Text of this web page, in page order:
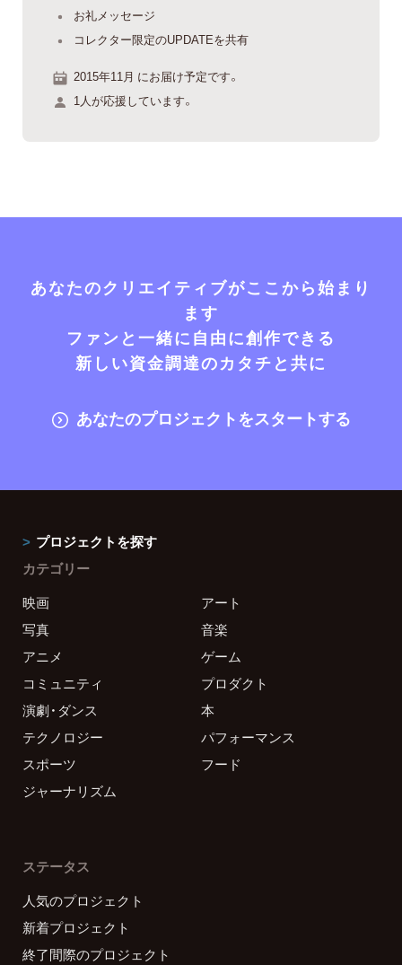
お礼メッセージ
コレクター限定のUPDATEを共有
2015年11月 にお届け予定です。
1人が応援しています。
あなたのクリエイティブがここから始まり
ます
ファンと一緒に自由に創作できる
新しい資金調達のカタチと共に
あなたのプロジェクトをスタートする
プロジェクトを探す
カテゴリー
映画
アート
写真
音楽
アニメ
ゲーム
コミュニティ
プロダクト
演劇・ダンス
本
テクノロジー
パフォーマンス
スポーツ
フード
ジャーナリズム
ステータス
人気のプロジェクト
新着プロジェクト
終了間際のプロジェクト